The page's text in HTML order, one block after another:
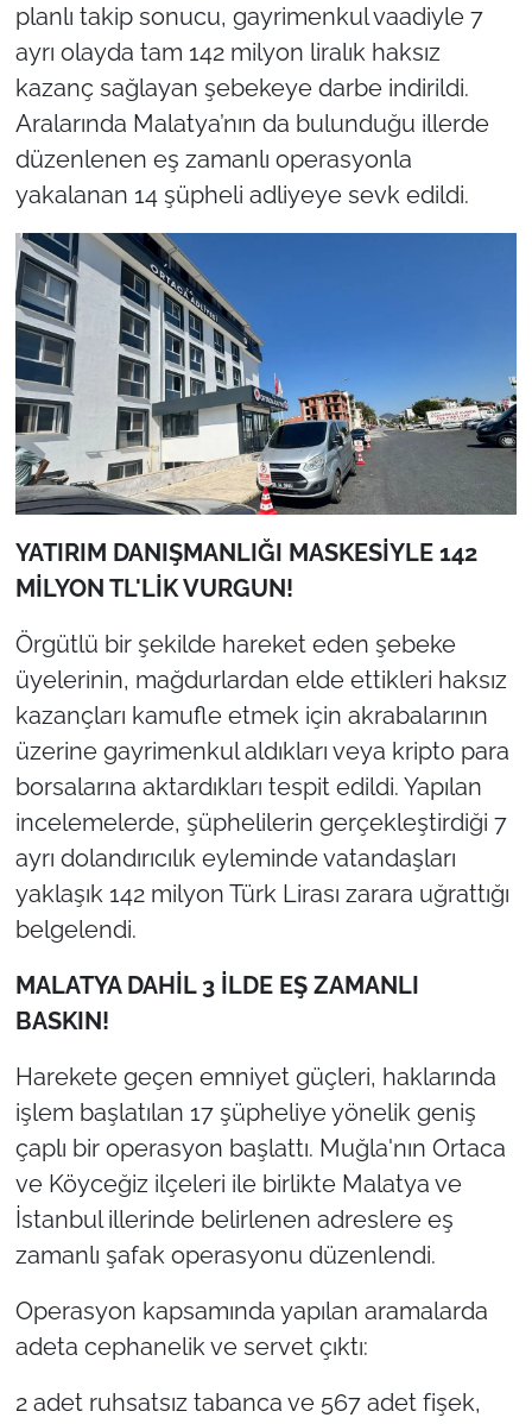
planlı takip sonucu, gayrimenkul vaadiyle 7
ayrı olayda tam 142 milyon liralık haksız
kazanç sağlayan şebekeye darbe indirildi.
Aralarında Malatya’nın da bulunduğu illerde
düzenlenen eş zamanlı operasyonla
yakalanan 14 şüpheli adliyeye sevk edildi.
YATIRIM DANIŞMANLIĞI MASKESİYLE 142
MİLYON TL'LİK VURGUN!
Örgütlü bir şekilde hareket eden şebeke
üyelerinin, mağdurlardan elde ettikleri haksız
kazançları kamufle etmek için akrabalarının
üzerine gayrimenkul aldıkları veya kripto para
borsalarına aktardıkları tespit edildi. Yapılan
incelemelerde, şüphelilerin gerçekleştirdiği 7
ayrı dolandırıcılık eyleminde vatandaşları
yaklaşık 142 milyon Türk Lirası zarara uğrattığı
belgelendi.
MALATYA DAHİL 3 İLDE EŞ ZAMANLI
BASKIN!
Harekete geçen emniyet güçleri, haklarında
işlem başlatılan 17 şüpheliye yönelik geniş
çaplı bir operasyon başlattı. Muğla'nın Ortaca
ve Köyceğiz ilçeleri ile birlikte Malatya ve
İstanbul illerinde belirlenen adreslere eş
zamanlı şafak operasyonu düzenlendi.
Operasyon kapsamında yapılan aramalarda
adeta cephanelik ve servet çıktı:
2 adet ruhsatsız tabanca ve 567 adet fişek,